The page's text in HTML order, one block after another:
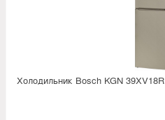
Холодильник Bosсh KGN 39XV18R